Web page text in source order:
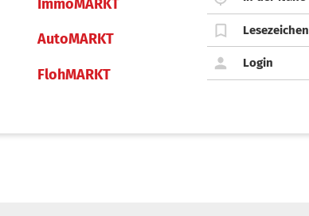
ImmoMARKT
AutoMARKT
FlohMARKT
Lesezeichen
Login